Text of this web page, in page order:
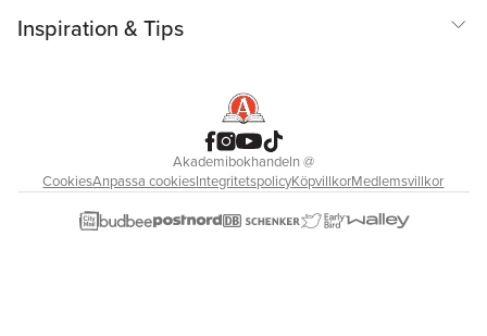
Inspiration & Tips
Akademibokhandeln@
CookiesAnpassa cookiesIntegritetspolicyKöpvillkorMedlemsvillkor